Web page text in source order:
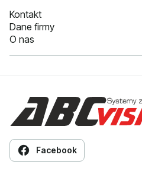
Kontakt
Dane firmy
O nas
Facebook